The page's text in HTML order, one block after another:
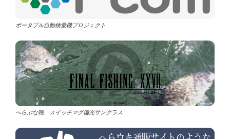
ポータブル自動検量機プロジェクト
へらぶな鞄、スイッチマグ偏光サングラス